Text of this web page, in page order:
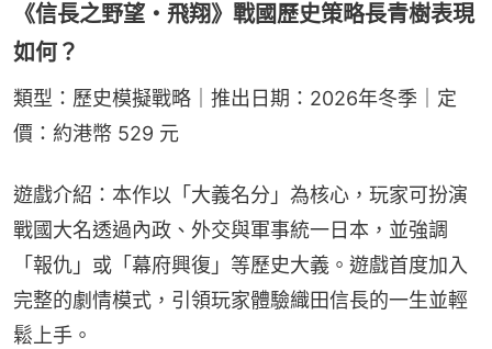
《信長之野望・飛翔》戰國歷史策略長青樹表現
如何？
類型：歷史模擬戰略｜推出日期：2026年冬季｜定
價：約港幣 529 元
遊戲介紹：本作以「大義名分」為核心，玩家可扮演
戰國大名透過內政、外交與軍事統一日本，並強調
「報仇」或「幕府興復」等歷史大義。遊戲首度加入
完整的劇情模式，引領玩家體驗織田信長的一生並輕
鬆上手。